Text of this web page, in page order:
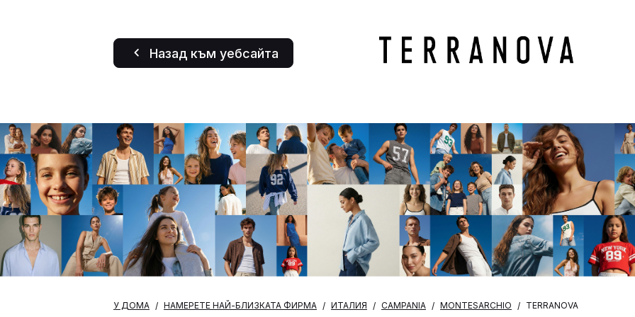
Назад към уебсайта
У ДОМА НАМЕРЕТЕ НАЙ-БЛИЗКАТА ФИРМА ИТАЛИЯ CAMPANIA MONTESARCHIO TERRANOVA